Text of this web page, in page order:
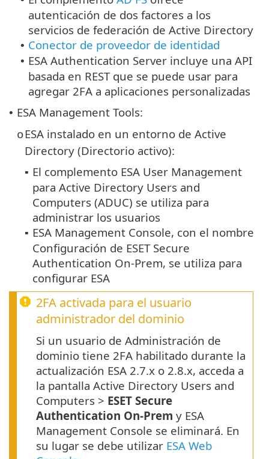
autenticación de dos factores a los
servicios de federación de Active Directory
• Conector de proveedor de identidad
• ESA Authentication Server incluye una API
basada en REST que se puede usar para
agregar 2FA a aplicaciones personalizadas
• ESA Management Tools:
oESA instalado en un entorno de Active
Directory (Directorio activo):
▪ El complemento ESA User Management
para Active Directory Users and
Computers (ADUC) se utiliza para
administrar los usuarios
▪ ESA Management Console, con el nombre
Configuración de ESET Secure
Authentication On-Prem, se utiliza para
configurar ESA
2FA activada para el usuario
administrador del dominio
Si un usuario de Administración de
dominio tiene 2FA habilitado durante la
actualización ESA 2.7.x o 2.8.x, acceda a
la pantalla Active Directory Users and
Computers > ESET Secure
Authentication On-Prem y ESA
Management Console se eliminará. En
su lugar se debe utilizar ESA Web